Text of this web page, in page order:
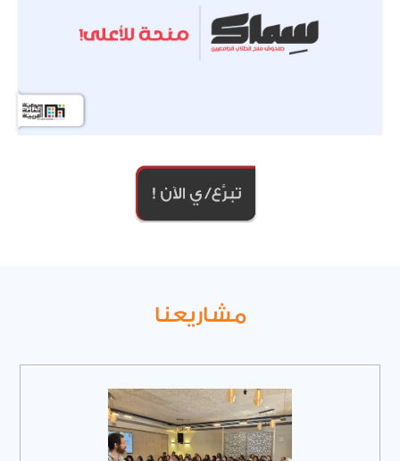
مشاريعنا